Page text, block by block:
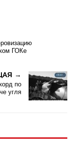
ГОКе
по
угля